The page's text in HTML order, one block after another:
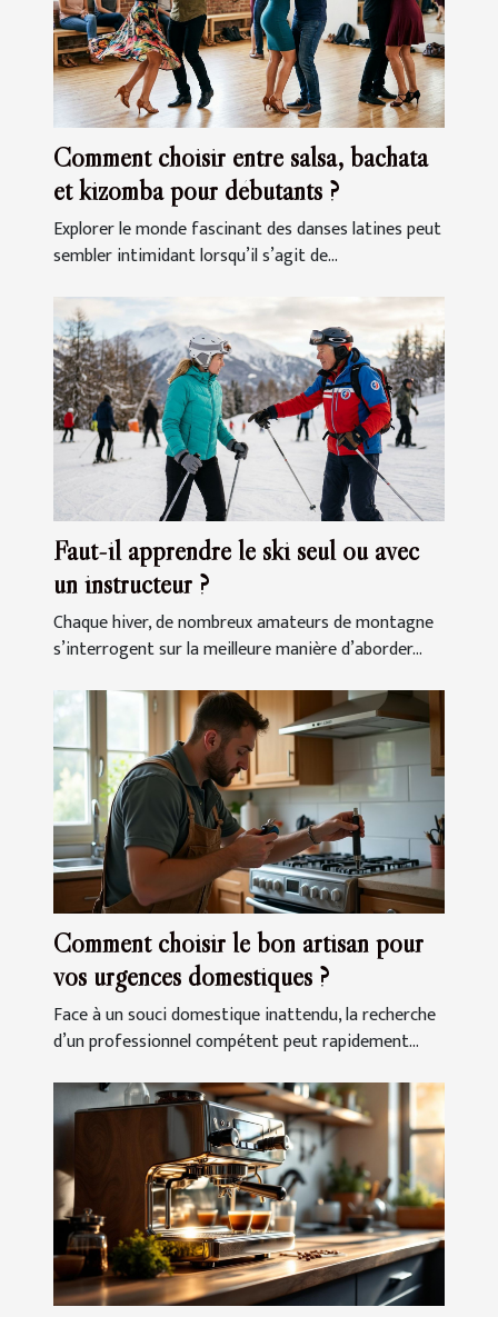
Comment choisir entre salsa, bachata
et kizomba pour débutants ?
Explorer le monde fascinant des danses latines peut
sembler intimidant lorsqu’il s’agit de...
Faut-il apprendre le ski seul ou avec
un instructeur ?
Chaque hiver, de nombreux amateurs de montagne
s’interrogent sur la meilleure manière d’aborder...
Comment choisir le bon artisan pour
vos urgences domestiques ?
Face à un souci domestique inattendu, la recherche
d’un professionnel compétent peut rapidement...